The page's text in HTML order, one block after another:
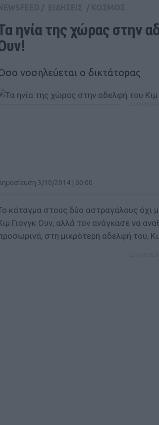
ηνία της χώρας στην
νοσηλεύεται ο δικτάτορας
3/10/2014 | 00:00
κάταγμα στους δύο αστραγάλους όχι
Γιονγκ Ουν, αλλά τον ανάγκασε να
στη μικρότερη αδελφή του,